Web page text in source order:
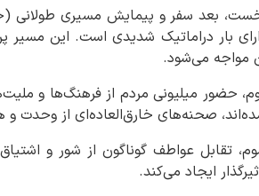
بار دراماتیک شدیدی است. این مسیر
مواجه می‌شود.
حضور میلیونی مردم از فرهنگ‌ها و
صحنه‌های خارق‌العاده‌ای از وحدت
تقابل عواطف گوناگون از شور و
ایجاد می‌کند.